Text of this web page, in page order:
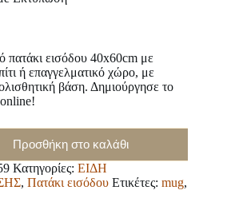
εισόδου 40x60cm με
ή επαγγελματικό χώρο, με
βάση. Δημιούργησε το
Προσθήκη στο καλάθι
Κατηγορίες: ΕΙΔΗ
, Πατάκι εισόδου Ετικέτες: mug,